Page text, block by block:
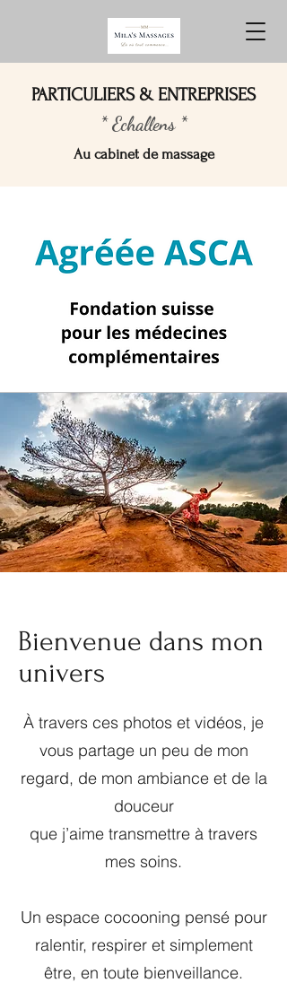
PARTICULIERS & ENTREPRISES
* Echallens *
Au cabinet de massage
Bienvenue dans mon
univers
À travers ces photos et vidéos, je
vous partage un peu de mon
regard, de mon ambiance et de la
douceur
que j’aime transmettre à travers
mes soins.
Un espace cocooning pensé pour
ralentir, respirer et simplement
être, en toute bienveillance.